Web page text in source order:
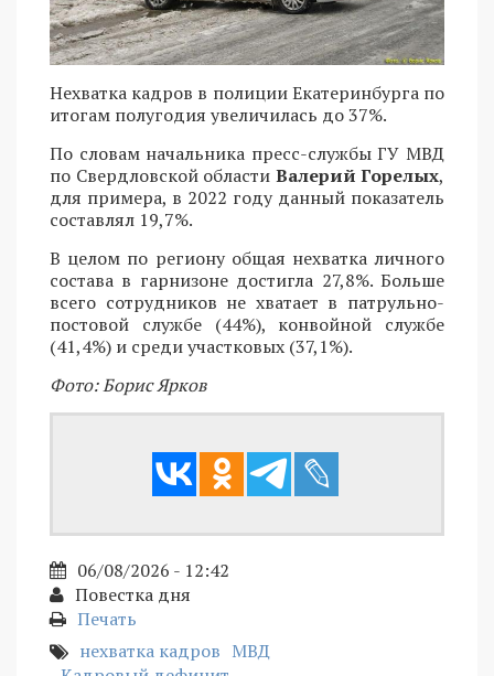
Нехватка кадров в полиции Екатеринбурга по
итогам полугодия увеличилась до 37%.
По словам начальника пресс-службы ГУ МВД
по Свердловской области Валерий Горелых,
для примера, в 2022 году данный показатель
составлял 19,7%.
В целом по региону общая нехватка личного
состава в гарнизоне достигла 27,8%. Больше
всего сотрудников не хватает в патрульно-
постовой службе (44%), конвойной службе
(41,4%) и среди участковых (37,1%).
Фото: Борис Ярков
06/08/2026 - 12:42
Повестка дня
Печать
нехватка кадров МВД